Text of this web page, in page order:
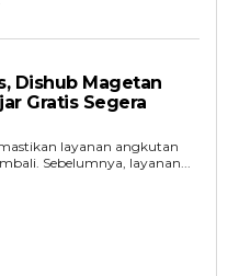
Dishub Magetan
Gratis Segera
layanan angkutan
Sebelumnya, layanan...